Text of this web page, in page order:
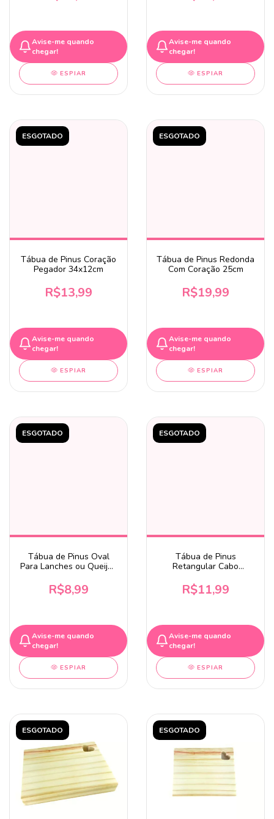
Avise-me quando
chegar!
ESPIAR
Avise-me quando
chegar!
ESPIAR
ESGOTADO
Tábua de Pinus Coração
Pegador 34x12cm
R$13,99
Avise-me quando
chegar!
ESPIAR
ESGOTADO
Tábua de Pinus Redonda
Com Coração 25cm
R$19,99
Avise-me quando
chegar!
ESPIAR
ESGOTADO
Tábua de Pinus Oval
Para Lanches ou Queijos
R$8,99
Avise-me quando
chegar!
ESPIAR
ESGOTADO
Tábua de Pinus
Retangular Cabo
R$11,99
Avise-me quando
chegar!
ESPIAR
ESGOTADO ESGOTADO